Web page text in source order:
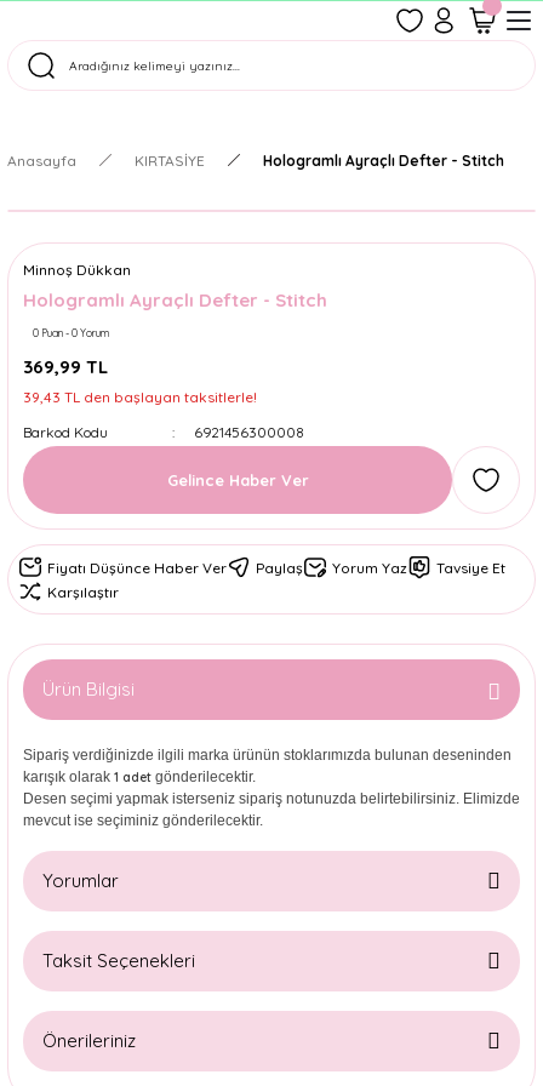
Tüm Siparişler Aynı Gün Kargoda!
Anasayfa KIRTASİYE Hologramlı Ayraçlı Defter - Stitch
Minnoş Dükkan
Hologramlı Ayraçlı Defter - Stitch
0 Puan - 0 Yorum
369,99 TL
39,43 TL den başlayan taksitlerle!
Barkod Kodu
6921456300008
Gelince Haber Ver
Fiyatı Düşünce Haber Ver Paylaş Yorum Yaz
Tavsiye Et
Karşılaştır
Ürün Bilgisi
Sipariş verdiğinizde ilgili marka ürünün stoklarımızda bulunan deseninden
karışık olarak 1 adet gönderilecektir.
Desen seçimi yapmak isterseniz sipariş notunuzda belirtebilirsiniz. Elimizde
mevcut ise seçiminiz gönderilecektir.
Yorumlar
Taksit Seçenekleri
Önerileriniz